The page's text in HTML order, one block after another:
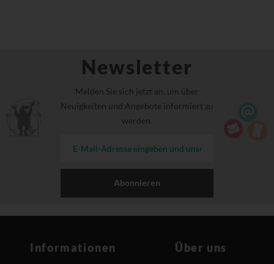
Newsletter
Melden Sie sich jetzt an, um über
Neuigkeiten und Angebote informiert zu
werden.
Abonnieren
Informationen Über uns